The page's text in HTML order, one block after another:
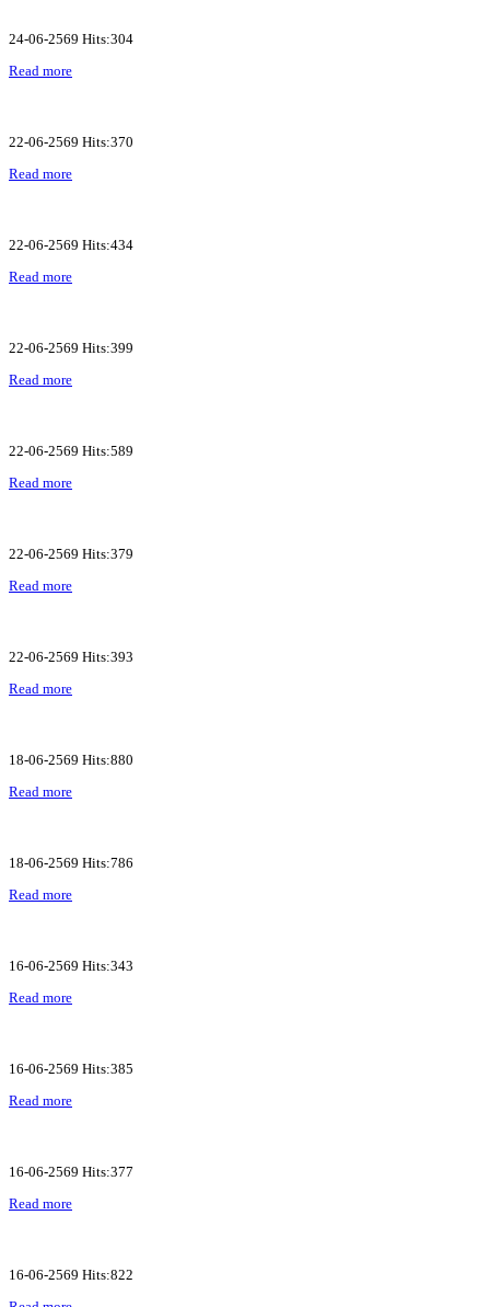
24-06-2569 Hits:304
Read more
22-06-2569 Hits:370
Read more
22-06-2569 Hits:434
Read more
22-06-2569 Hits:399
Read more
22-06-2569 Hits:589
Read more
22-06-2569 Hits:379
Read more
22-06-2569 Hits:393
Read more
18-06-2569 Hits:880
Read more
18-06-2569 Hits:786
Read more
16-06-2569 Hits:343
Read more
16-06-2569 Hits:385
Read more
16-06-2569 Hits:377
Read more
16-06-2569 Hits:822